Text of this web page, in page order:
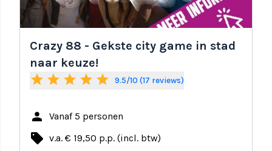
Crazy 88 - Gekste city game in stad
naar keuze!
star star star star star 9.5/10 (17 reviews)
person Vanaf 5 personen
local_offer v.a. € 19,50 p.p. (incl. btw)